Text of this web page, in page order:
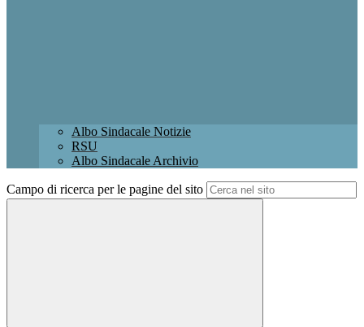
Albo Sindacale Notizie
RSU
Albo Sindacale Archivio
Campo di ricerca per le pagine del sito